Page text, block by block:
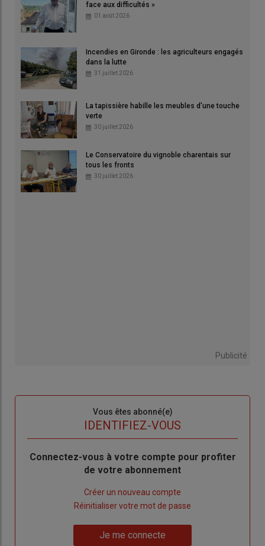
face aux difficultés »
01 août 2026
Incendies en Gironde : les agriculteurs engagés
dans la lutte
31 juillet 2026
La tapissière habille les meubles d'une touche
verte
30 juillet 2026
Le Conservatoire du vignoble charentais sur
tous les fronts
30 juillet 2026
Publicité
Vous êtes abonné(e)
IDENTIFIEZ-VOUS
Body
Connectez-vous à votre compte pour profiter
de votre abonnement
Créer un nouveau compte
Réinitialiser votre mot de passe
Je me connecte